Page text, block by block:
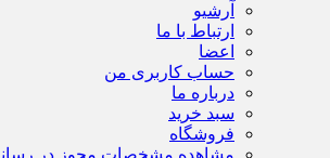
آرشیو
ارتباط با ما
اعضا
حساب کاربری من
درباره ما
سبد خرید
فروشگاه